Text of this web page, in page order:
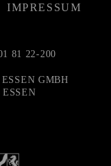
IMPRESSUM
81 22-200
GMBH